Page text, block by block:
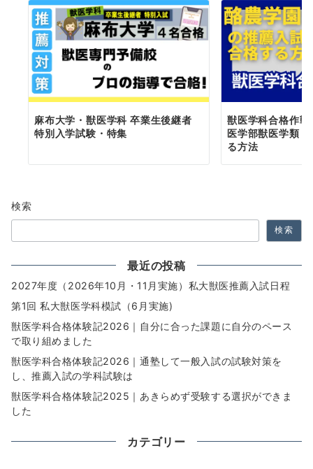
麻布大学・獣医学科 卒業生後継者
特別入学試験・特集
獣医学科合格作
医学部獣医学類
る方法
検索
検索
最近の投稿
2027年度（2026年10月・11月実施）私大獣医推薦入試日程
第1回 私大獣医学科模試（6月実施)
獣医学科合格体験記2026｜自分に合った課題に自分のペース
で取り組めました
獣医学科合格体験記2026｜通塾して一般入試の試験対策を
し、推薦入試の学科試験は
獣医学科合格体験記2025｜あきらめず受験する選択ができま
した
カテゴリー